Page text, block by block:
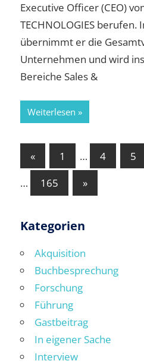
Executive Officer (CEO)
TECHNOLOGIES berufen.
übernimmt er die
Unternehmen und wird
Bereiche Sales &
Weiterlesen
der
Beiträge
«Vorherige
Beiträge
1 … 4 5
…
165
Nächste
Beiträge
»
Kategorien
Akquisition
Buchbesprechung
Forschung
Führung
Gastbeitrag
In eigener Sache
Interview